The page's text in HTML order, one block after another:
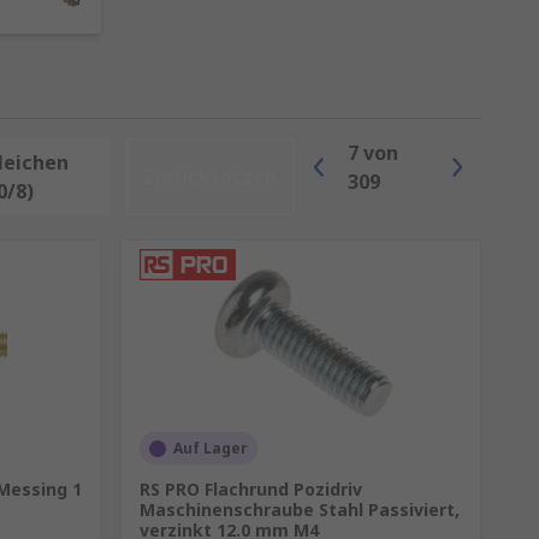
und Festigkeitsklassen
und dauerhafte Verbindung
Qualität und
8)
7von
309
1
Auf Lager
RS PRO Flachrund Pozidriv
Maschinenschraube Stahl Passiviert,
verzinkt 12.0 mm M4